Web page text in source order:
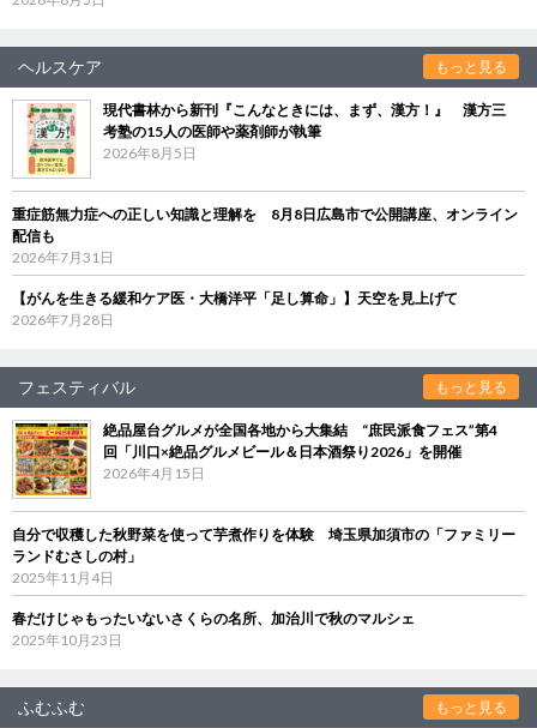
ヘルスケア もっと見る
現代書林から新刊『こんなときには、まず、漢方！』 漢方三
考塾の15人の医師や薬剤師が執筆
2026年8月5日
重症筋無力症への正しい知識と理解を 8月8日広島市で公開講座、オンライン
配信も
2026年7月31日
【がんを生きる緩和ケア医・大橋洋平「足し算命」】天空を見上げて
2026年7月28日
フェスティバル もっと見る
絶品屋台グルメが全国各地から大集結 “庶民派食フェス”第4
回「川口×絶品グルメビール＆日本酒祭り2026」を開催
2026年4月15日
自分で収穫した秋野菜を使って芋煮作りを体験 埼玉県加須市の「ファミリー
ランドむさしの村」
2025年11月4日
春だけじゃもったいないさくらの名所、加治川で秋のマルシェ
2025年10月23日
ふむふむ もっと見る